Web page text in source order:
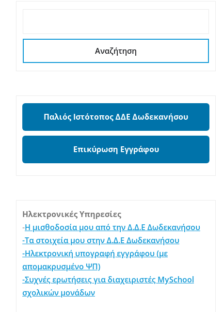
Αναζήτηση
Παλιός Ιστότοπος ΔΔΕ Δωδεκανήσου
Επικύρωση Εγγράφου
Ηλεκτρονικές Υπηρεσίες
-Η μισθοδοσία μου από την Δ.Δ.Ε Δωδεκανήσου
-Τα στοιχεία μου στην Δ.Δ.Ε Δωδεκανήσου
-Ηλεκτρονική υπογραφή εγγράφου (με
απομακρυσμένο ΨΠ)
-Συχνές ερωτήσεις για διαχειριστές MySchool
σχολικών μονάδων